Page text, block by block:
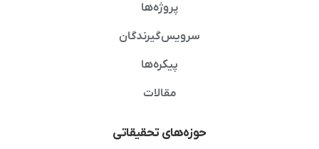
پروژه‌ها
سرویس‌گیرندگان
پیکره‌ها
مقالات
حوزه‌های تحقیقاتی